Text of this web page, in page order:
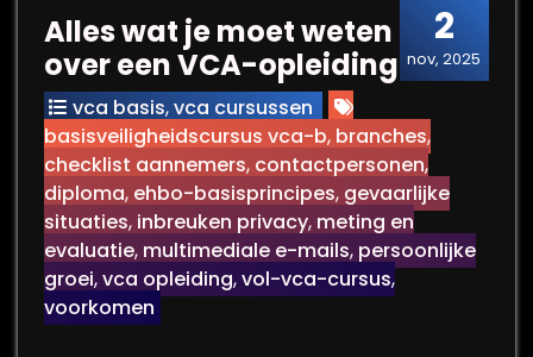
2
nov, 2025
Alles wat je moet weten
over een VCA-opleiding
vca basis,vca cursussen
basisveiligheidscursus vca-b, branches,
checklist aannemers, contactpersonen,
diploma, ehbo-basisprincipes, gevaarlijke
situaties, inbreuken privacy, meting en
evaluatie, multimediale e-mails, persoonlijke
groei,vca opleiding,vol-vca-cursus,
voorkomen